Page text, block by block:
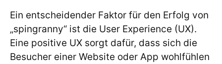
Ein entscheidender Faktor für den Erfolg von
„spingranny“ ist die User Experience (UX).
Eine positive UX sorgt dafür, dass sich die
Besucher einer Website oder App wohlfühlen